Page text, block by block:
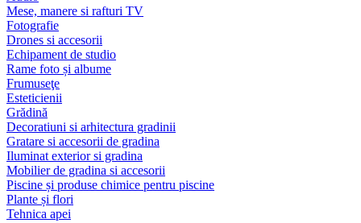
Mese, manere si rafturi TV
Fotografie
Drones si accesorii
Echipament de studio
Rame foto și albume
Frumuseţe
Esteticienii
Grădină
Decoratiuni si arhitectura gradinii
Gratare si accesorii de gradina
Iluminat exterior si gradina
Mobilier de gradina si accesorii
Piscine și produse chimice pentru piscine
Plante și flori
Tehnica apei